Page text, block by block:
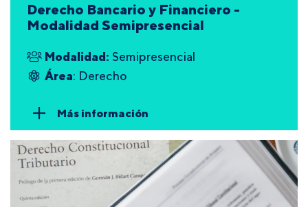
Derecho Bancario y Financiero -
Modalidad Semipresencial
Modalidad: Semipresencial
Área: Derecho
Más información